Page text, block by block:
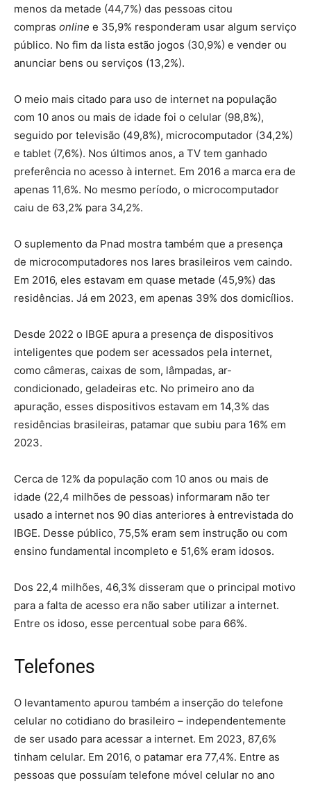
menos da metade (44,7%) das pessoas citou
compras online e 35,9% responderam usar algum serviço
público. No fim da lista estão jogos (30,9%) e vender ou
anunciar bens ou serviços (13,2%).
O meio mais citado para uso de internet na população
com 10 anos ou mais de idade foi o celular (98,8%),
seguido por televisão (49,8%), microcomputador (34,2%)
e tablet (7,6%). Nos últimos anos, a TV tem ganhado
preferência no acesso à internet. Em 2016 a marca era de
apenas 11,6%. No mesmo período, o microcomputador
caiu de 63,2% para 34,2%.
O suplemento da Pnad mostra também que a presença
de microcomputadores nos lares brasileiros vem caindo.
Em 2016, eles estavam em quase metade (45,9%) das
residências. Já em 2023, em apenas 39% dos domicílios.
Desde 2022 o IBGE apura a presença de dispositivos
inteligentes que podem ser acessados pela internet,
como câmeras, caixas de som, lâmpadas, ar-
condicionado, geladeiras etc. No primeiro ano da
apuração, esses dispositivos estavam em 14,3% das
residências brasileiras, patamar que subiu para 16% em
2023.
Cerca de 12% da população com 10 anos ou mais de
idade (22,4 milhões de pessoas) informaram não ter
usado a internet nos 90 dias anteriores à entrevistada do
IBGE. Desse público, 75,5% eram sem instrução ou com
ensino fundamental incompleto e 51,6% eram idosos.
Dos 22,4 milhões, 46,3% disseram que o principal motivo
para a falta de acesso era não saber utilizar a internet.
Entre os idoso, esse percentual sobe para 66%.
Telefones
O levantamento apurou também a inserção do telefone
celular no cotidiano do brasileiro – independentemente
de ser usado para acessar a internet. Em 2023, 87,6%
tinham celular. Em 2016, o patamar era 77,4%. Entre as
pessoas que possuíam telefone móvel celular no ano